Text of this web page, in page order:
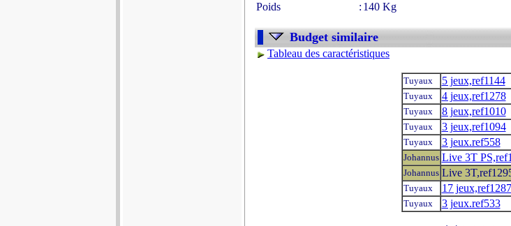
Poids
: 140 Kg
Budget similaire
Tableau des caractéristiques
Tuyaux 5 jeux,ref1144
Tuyaux 4 jeux,ref1278
Tuyaux 8 jeux,ref1010
Tuyaux 3 jeux,ref1094
Tuyaux 3 jeux.ref558
Johannus Live 3T
Johannus Live
Tuyaux 17 jeux,ref1287
Tuyaux 3 jeux.ref533